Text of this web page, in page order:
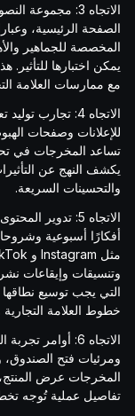
الاتجاه 3:
الصفحة الرئيسية،
المخصصة للجماهير
يمكن اختبارها للتأثير.
مع ممارسات العلامة
الاتجاه 4: تجارب
تساعد المخرجات في
يكشف النهج عن
والتحسينات السريعة.
الاتجاه 5: تدوير المحتوى الاجتماعي (
أفكارًا أسبوعية
وتنسيقات وإيقاعات
التي يجب توسيع
خطوط العلامة
الاتجاه 6:
ومرئيات فتح الصندوق،
المخرجات عرض المنتج،
تفاصيل عملية تُوجه